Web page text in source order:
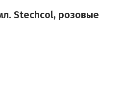
Stechcol, розовые